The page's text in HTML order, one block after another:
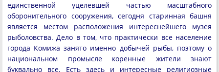
единственной уцелевшей частью масштабного
оборонительного сооружения, сегодня старинная башня
является местом расположения интереснейшего музея
рыболовства. Дело в том, что практически все население
города Комижа занято именно добычей рыбы, поэтому о
национальном промысле коренные жители знают
буквально все. Есть здесь и интересные религиозные